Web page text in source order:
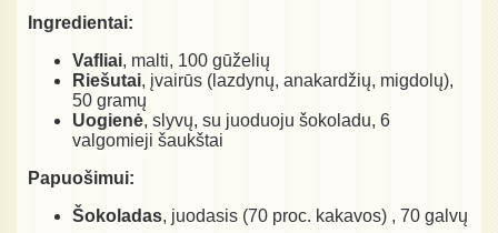
Ingredientai:
Vafliai, malti, 100 gūželių
Riešutai, įvairūs (lazdynų, anakardžių, migdolų),
50 gramų
Uogienė, slyvų, su juoduoju šokoladu, 6
valgomieji šaukštai
Papuošimui:
Šokoladas, juodasis (70 proc. kakavos) , 70 galvų